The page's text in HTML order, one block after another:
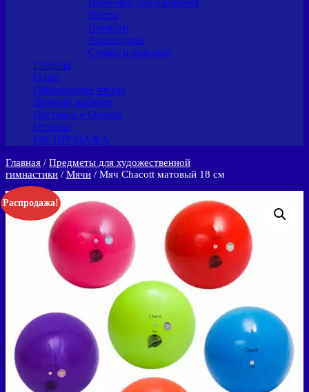
Шапочки для плавания
Ласты
Лопатки
Аксессуары
Сумки и рюкзаки
Главная
О нас
Оформление заказа
Личный кабинет
Доставка и Оплата
Отзывы
РАСПРОДАЖА
Главная / Предметы для художественной
гимнастики / Мячи / Мяч Chacott матовый 18 см
Распродажа!